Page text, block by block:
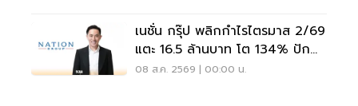
เนชั่น กรุ๊ป พลิกกำไรไตรมาส 2/69
แตะ 16.5 ล้านบาท โต 134% ปัก
หมุดสู่ ‘มีเดียเทค’
08 ส.ค. 2569 | 00:00 น.